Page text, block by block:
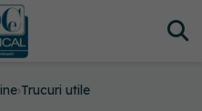
›Trucuri utile